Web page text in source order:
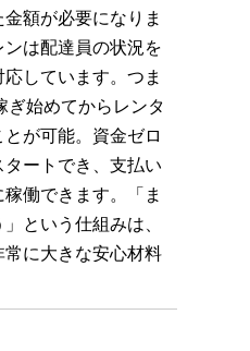
額が必要になりま
は配達員の状況を
しています。つま
ぎ始めてからレンタ
が可能。資金ゼロ
ートでき、支払い
働できます。「ま
という仕組みは、
に大きな安心材料